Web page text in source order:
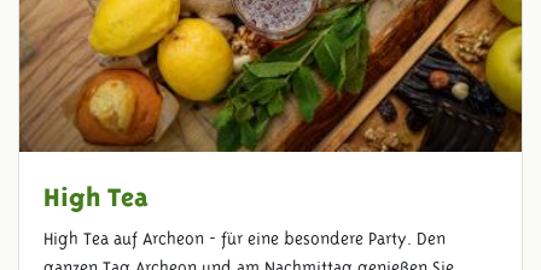
High Tea
High Tea auf Archeon - für eine besondere Party. Den